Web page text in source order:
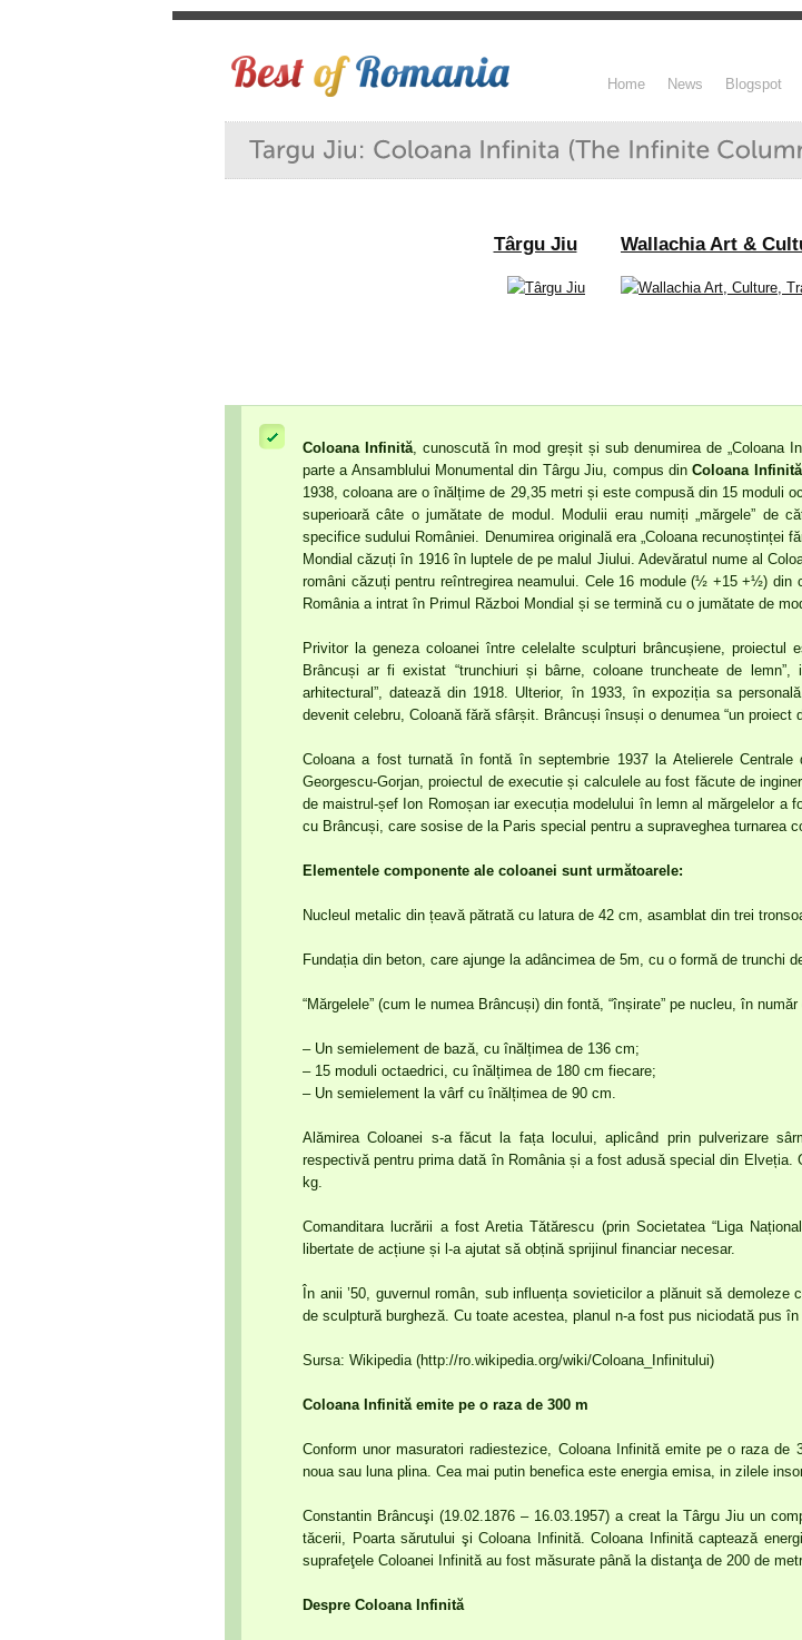
Home News Blogspot
Târgu Jiu Wallachia Art &
Coloana Infinită, cunoscută în mod greșit și sub denumirea de „Coloana
parte a Ansamblului Monumental din Târgu Jiu, compus dinColoana
1938, coloana are o înălțime de 29,35 metri și este compusă din 15 moduli
superioară câte o jumătate de modul. Modulii erau numiți „mărgele” de
specifice sudului României. Denumirea originală era „Coloana recunoștinței
Mondial căzuți în 1916 în luptele de pe malul Jiului. Adevăratul nume al
români căzuți pentru reîntregirea neamului. Cele 16 module (½ +15 +½) din
România a intrat în Primul Război Mondial și se termină cu o jumătate de
Privitor la geneza coloanei între celelalte sculpturi brâncușiene,
Brâncuși ar fi existat “trunchiuri și bârne, coloane truncheate de
arhitectural”, datează din 1918. Ulterior, în 1933, în expoziția sa
devenit celebru, Coloană fără sfârșit. Brâncuși însuși o denumea “un
Coloana a fost turnată în fontă în septembrie 1937 la Atelierele
Georgescu-Gorjan, proiectul de executie și calculele au fost făcute de
de maistrul-șef Ion Romoșan iar execuția modelului în lemn al mărgelelor a
cu Brâncuși, care sosise de la Paris special pentru a supraveghea turnarea
Elementele componente ale coloanei sunt următoarele:
Nucleul metalic din țeavă pătrată cu latura de 42 cm, asamblat din trei
Fundația din beton, care ajunge la adâncimea de 5m, cu o formă de trunchi
“Mărgelele” (cum le numea Brâncuși) din fontă, “înșirate” pe nucleu, în număr
– Un semielement de bază, cu înălțimea de 136 cm;
– 15 moduli octaedrici, cu înălțimea de 180 cm fiecare;
– Un semielement la vârf cu înălțimea de 90 cm.
Alămirea Coloanei s-a făcut la fața locului, aplicând prin pulverizare
respectivă pentru prima dată în România și a fost adusă special din Elveția.
kg.
Comanditara lucrării a fost Aretia Tătărescu (prin Societatea “Liga
libertate de acțiune și l-a ajutat să obțină sprijinul financiar necesar.
În anii ’50, guvernul român, sub influența sovieticilor a plănuit să
de sculptură burgheză. Cu toate acestea, planul n-a fost pus niciodată pus în
Sursa: Wikipedia (http://ro.wikipedia.org/wiki/Coloana_Infinitului)
Coloana Infinită emite pe o raza de 300 m
Conform unor masuratori radiestezice, Coloana Infinită emite pe o raza
noua sau luna plina. Cea mai putin benefica este energia emisa, in zilele
Constantin Brâncuşi (19.02.1876 – 16.03.1957) a creat la Târgu Jiu un
tăcerii, Poarta sărutului şi Coloana Infinită. Coloana Infinită captează
suprafeţele Coloanei Infinită au fost măsurate până la distanţa de 200 de
Despre Coloana Infinită